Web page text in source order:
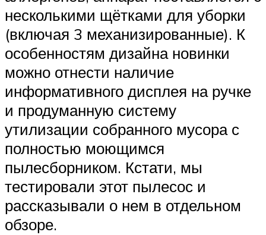
несколькими щётками для уборки
(включая 3 механизированные). К
особенностям дизайна новинки
можно отнести наличие
информативного дисплея на ручке
и продуманную систему
утилизации собранного мусора с
полностью моющимся
пылесборником. Кстати, мы
тестировали этот пылесос и
рассказывали о нем в отдельном
обзоре.